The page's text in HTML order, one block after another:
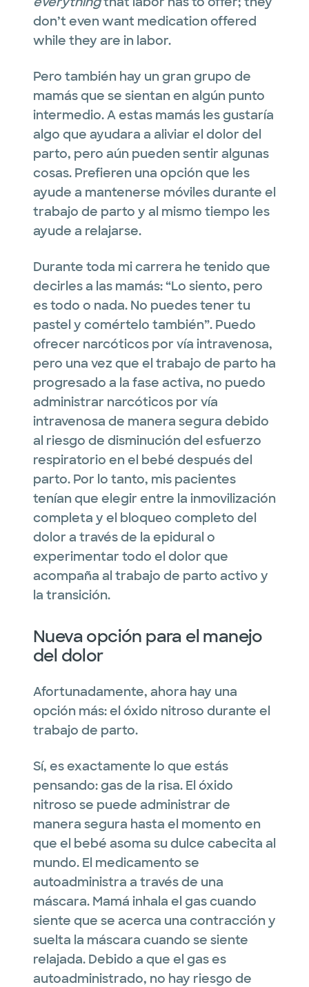
don’t even want medication offered
while they are in labor.
Pero también hay un gran grupo de
mamás que se sientan en algún punto
intermedio. A estas mamás les gustaría
algo que ayudara a aliviar el dolor del
parto, pero aún pueden sentir algunas
cosas. Prefieren una opción que les
ayude a mantenerse móviles durante el
trabajo de parto y al mismo tiempo les
ayude a relajarse.
Durante toda mi carrera he tenido que
decirles a las mamás: “Lo siento, pero
es todo o nada. No puedes tener tu
pastel y comértelo también”. Puedo
ofrecer narcóticos por vía intravenosa,
pero una vez que el trabajo de parto ha
progresado a la fase activa, no puedo
administrar narcóticos por vía
intravenosa de manera segura debido
al riesgo de disminución del esfuerzo
respiratorio en el bebé después del
parto. Por lo tanto, mis pacientes
tenían que elegir entre la inmovilización
completa y el bloqueo completo del
dolor a través de la epidural o
experimentar todo el dolor que
acompaña al trabajo de parto activo y
la transición.
Nueva opción para el manejo
del dolor
Afortunadamente, ahora hay una
opción más: el óxido nitroso durante el
trabajo de parto.
Sí, es exactamente lo que estás
pensando: gas de la risa. El óxido
nitroso se puede administrar de
manera segura hasta el momento en
que el bebé asoma su dulce cabecita al
mundo. El medicamento se
autoadministra a través de una
máscara. Mamá inhala el gas cuando
siente que se acerca una contracción y
suelta la máscara cuando se siente
relajada. Debido a que el gas es
autoadministrado, no hay riesgo de